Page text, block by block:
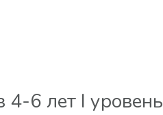
4-6 лет I уровень